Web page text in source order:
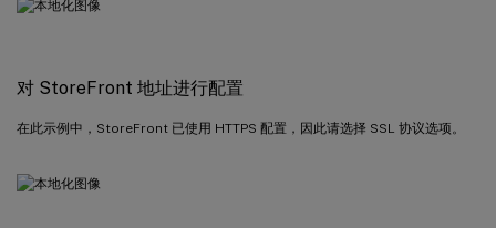
对 StoreFront 地址进行配置
在此示例中，StoreFront 已使用 HTTPS 配置，因此请选择 SSL 协议选项。